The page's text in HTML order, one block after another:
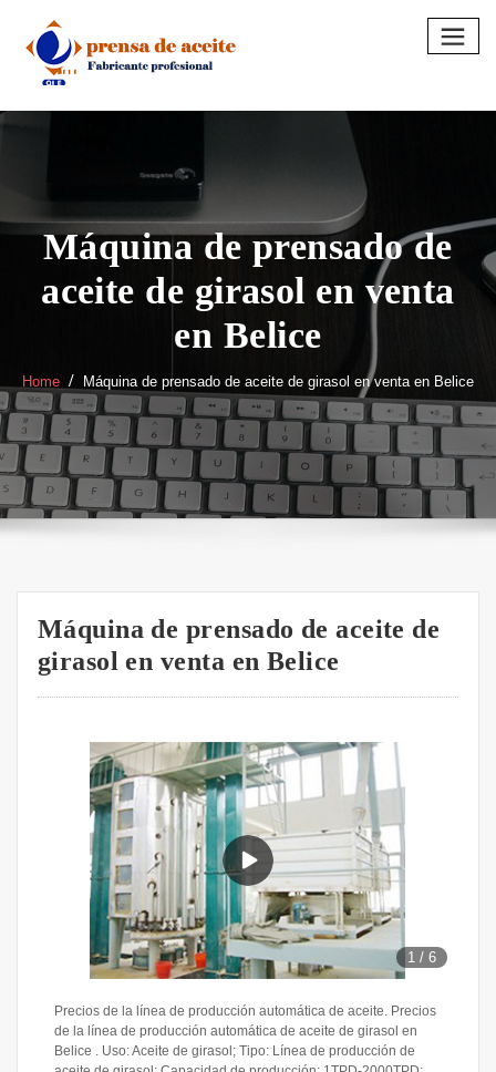
content
Máquina de prensado de
aceite de girasol en venta
en Belice
Home Máquina de prensado de aceite de girasol en venta en Belice
Máquina de prensado de aceite de
girasol en venta en Belice
1 /6
Precios de la línea de producción automática de aceite. Precios
de la línea de producción automática de aceite de girasol en
Belice . Uso: Aceite de girasol; Tipo: Línea de producción de